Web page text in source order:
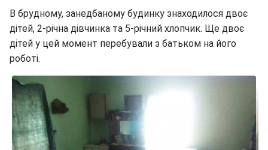
В брудному, занедбаному будинку знаходилося двоє
дітей, 2-річна дівчинка та 5-річний хлопчик. Ще двоє
дітей у цей момент перебували з батьком на його
роботі.